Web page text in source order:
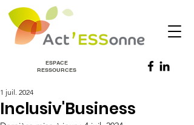
ESPACE
RESSOURCES
Inclusiv'Business
1 juil. 2024